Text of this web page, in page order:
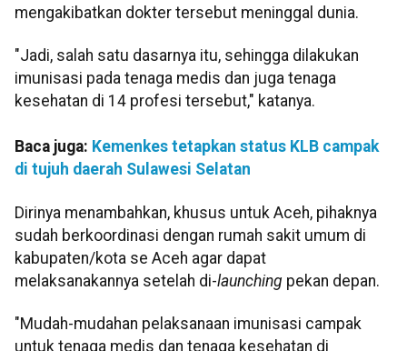
mengakibatkan dokter tersebut meninggal dunia.
"Jadi, salah satu dasarnya itu, sehingga dilakukan
imunisasi pada tenaga medis dan juga tenaga
kesehatan di 14 profesi tersebut," katanya.
Baca juga: Kemenkes tetapkan status KLB campak
di tujuh daerah Sulawesi Selatan
Dirinya menambahkan, khusus untuk Aceh, pihaknya
sudah berkoordinasi dengan rumah sakit umum di
kabupaten/kota se Aceh agar dapat
melaksanakannya setelah di-launching pekan depan.
"Mudah-mudahan pelaksanaan imunisasi campak
untuk tenaga medis dan tenaga kesehatan di